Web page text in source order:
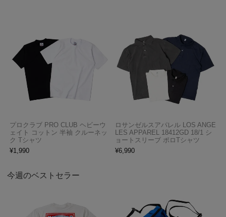
プロクラブ PRO CLUB ヘビーウ
ェイト コットン 半袖 クルーネッ
ク Tシャツ
¥1,990
ロサンゼルスアパレル LOS ANGE
LES APPAREL 18412GD 18/1 シ
ョートスリーブ ポロTシャツ
¥6,990
今週のベストセラー